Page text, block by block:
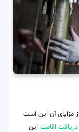
مزایای آن این است
دریافت اقامت این